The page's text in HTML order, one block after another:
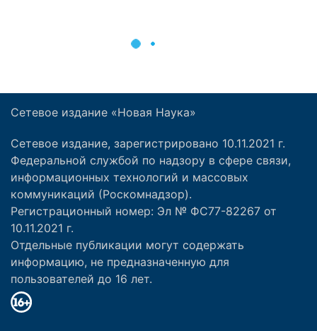
Сетевое издание «Новая Наука»
Сетевое издание, зарегистрировано 10.11.2021 г.
Федеральной службой по надзору в сфере связи,
информационных технологий и массовых
коммуникаций (Роскомнадзор).
Регистрационный номер: Эл № ФС77-82267 от
10.11.2021 г.
Отдельные публикации могут содержать
информацию, не предназначенную для
пользователей до 16 лет.